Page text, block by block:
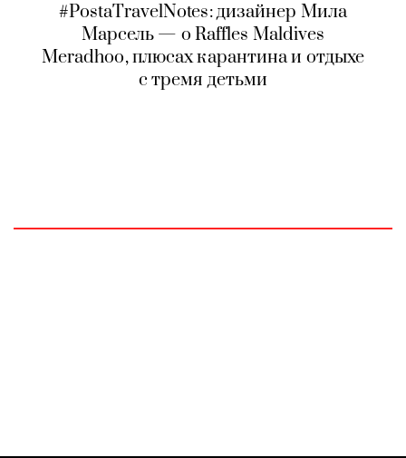
#PostaTravelNotes: дизайнер Мила
Марсель — о Raffles Maldives
Meradhoo, плюсах карантина и отдыхе
с тремя детьми